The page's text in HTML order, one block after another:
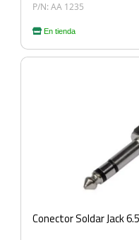
P/N: AA 1235
En tienda
Conector Soldar Jack